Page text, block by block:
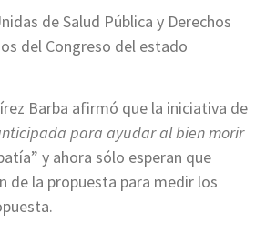
de Salud Pública y Derechos
del Congreso del estado
Barba afirmó que la iniciativa de
para ayudar al bien morir
y ahora sólo esperan que
de la propuesta para medir los